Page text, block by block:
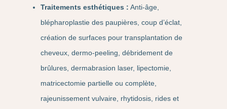
Traitements esthétiques : Anti-âge,
blépharoplastie des paupières, coup d’éclat,
création de surfaces pour transplantation de
cheveux, dermo-peeling, débridement de
brûlures, dermabrasion laser, lipectomie,
matricectomie partielle ou complète,
rajeunissement vulvaire, rhytidosis, rides et